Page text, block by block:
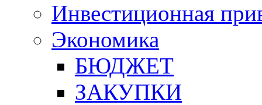
Инвестиционная
Экономика
БЮДЖЕТ
ЗАКУПКИ